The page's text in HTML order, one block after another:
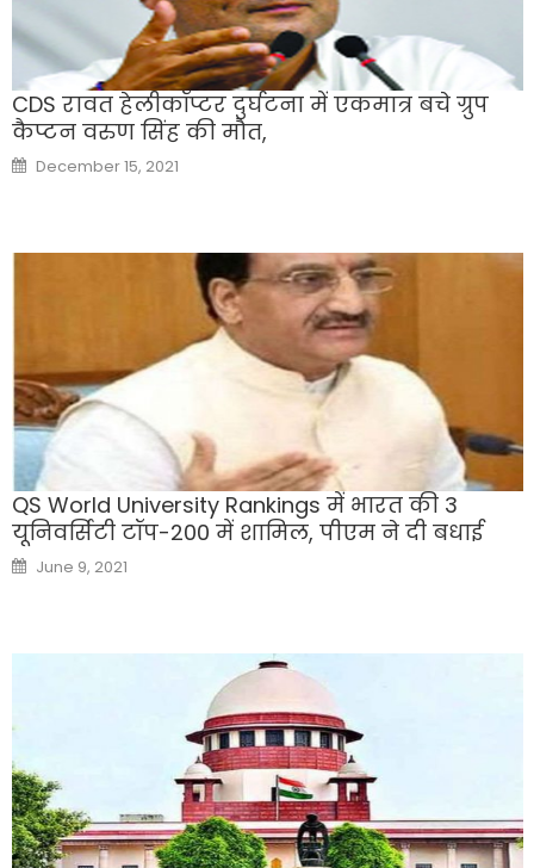
CDS रावत हेलीकॉप्टर दुर्घटना में एकमात्र बचे ग्रुप
कैप्टन वरुण सिंह की मौत,
Posted
on
December 15, 2021
QS World University Rankings में भारत की 3
यूनिवर्सिटी टॉप-200 में शामिल, पीएम ने दी बधाई
Posted
on
June 9, 2021